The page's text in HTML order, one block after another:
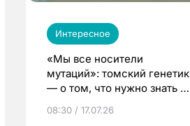
Интересное
«Мы все носители
мутаций»: томский генетик
— о том, что нужно знать до
08:30 / 17.07.26